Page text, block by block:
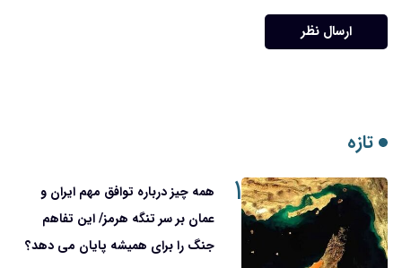
۱
همه چیز درباره توافق مهم ایران و
عمان بر سر تنگه هرمز/ این تفاهم
جنگ را برای همیشه پایان می دهد؟